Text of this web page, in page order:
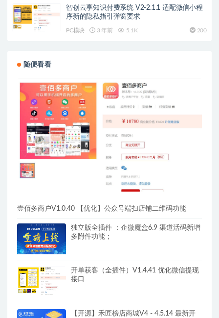
智创云享知识付费系统 V2-2.1.1 适配微信小程
序新的隐私指引弹窗要求
PC模块 3 年前 5.1K 200
随便看看
壹佰多商户V1.0.40 【优化】公众号端扫店铺二维码功能
独立版全插件 ：企微魔盒6.9 渠道活码新增
多附件功能；
开单获客（全插件）V1.4.41 优化微信提现
接口
【开源】禾匠榜店商城V4 - 4.5.14 最新开